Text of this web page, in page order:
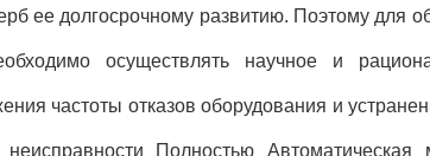
ее долгосрочному развитию. Поэтому для
осуществлять научное и
частоты отказов оборудования и
Полностью